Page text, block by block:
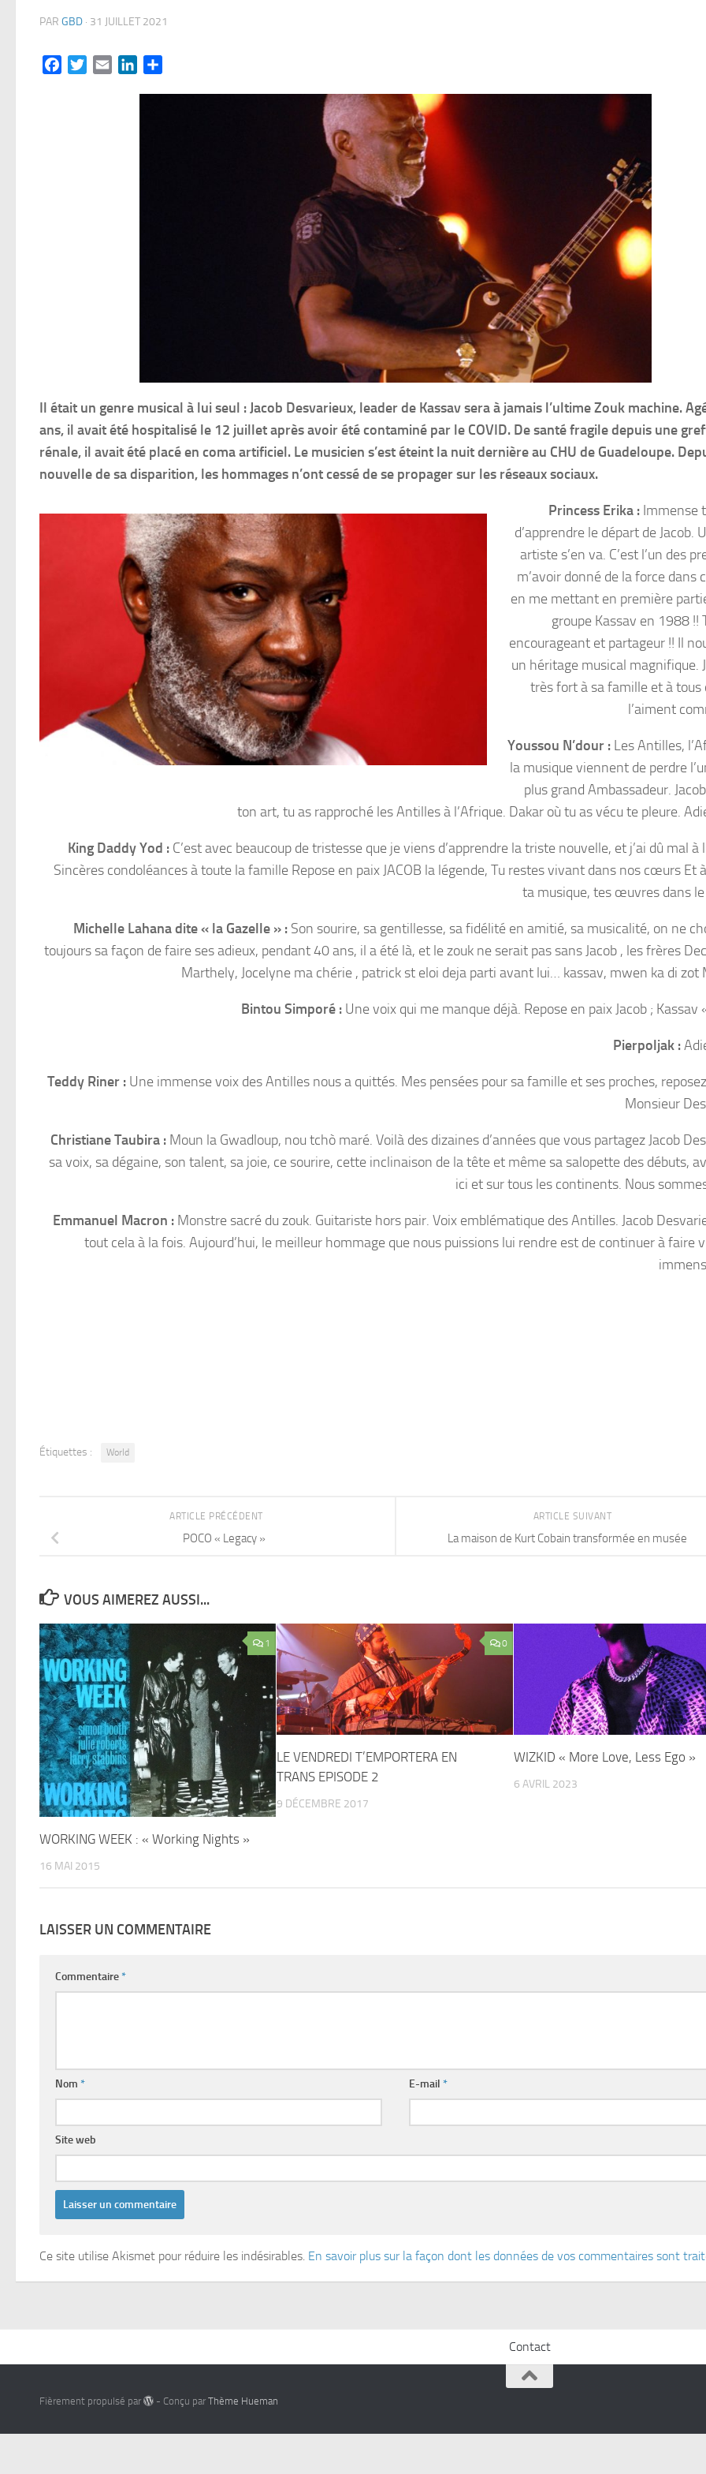
PAR GBD · 31 JUILLET 2021
FacebookTwitterEmail LinkedIn
Il était un genre musical à lui seul : Jacob Desvarieux, leader de Kassav sera à jamais l’ultime Zouk machine.
ans, il avait été hospitalisé le 12 juillet après avoir été contaminé par le COVID. De santé fragile depuis une
rénale, il avait été placé en coma artificiel. Le musicien s’est éteint la nuit dernière au CHU de Guadeloupe.
nouvelle de sa disparition, les hommages n’ont cessé de se propager sur les réseaux sociaux.
Princess Erika : Immense
d’apprendre le départ de Jacob.
artiste s’en va. C’est l’un des
m’avoir donné de la force dans
en me mettant en première
groupe Kassav en 1988 !!
encourageant et partageur !! Il
un héritage musical magnifique.
très fort à sa famille et à tous
l’aiment
Youssou N’dour : Les Antilles,
la musique viennent de perdre
plus grand Ambassadeur.
ton art, tu as rapproché les Antilles à l’Afrique. Dakar où tu as vécu te pleure.
King Daddy Yod : C’est avec beaucoup de tristesse que je viens d’apprendre la triste nouvelle, et j’ai dû mal à
Sincères condoléances à toute la famille Repose en paix JACOB la légende, Tu restes vivant dans nos cœurs Et
ta musique, tes œuvres dans
Michelle Lahana dite « la Gazelle » : Son sourire, sa gentillesse, sa fidélité en amitié, sa musicalité, on ne
toujours sa façon de faire ses adieux, pendant 40 ans, il a été là, et le zouk ne serait pas sans Jacob , les frères
Marthely, Jocelyne ma chérie , patrick st eloi deja parti avant lui… kassav, mwen ka di zot
Bintou Simporé : Une voix qui me manque déjà. Repose en paix Jacob ; Kassav
Pierpoljak :
Teddy Riner : Une immense voix des Antilles nous a quittés. Mes pensées pour sa famille et ses proches,
Monsieur
Christiane Taubira : Moun la Gwadloup, nou tchò maré. Voilà des dizaines d’années que vous partagez Jacob
sa voix, sa dégaine, son talent, sa joie, ce sourire, cette inclinaison de la tête et même sa salopette des débuts,
ici et sur tous les continents. Nous
Emmanuel Macron : Monstre sacré du zouk. Guitariste hors pair. Voix emblématique des Antilles. Jacob
tout cela à la fois. Aujourd’hui, le meilleur hommage que nous puissions lui rendre est de continuer à faire
Étiquettes : World
ARTICLE SUIVANT
La maison de Kurt Cobain transformée en musée
ARTICLE PRÉCÉDENT
POCO « Legacy »
VOUS AIMEREZ AUSSI...
1
WORKING WEEK : « Working Nights »
16 MAI 2015
0
LE VENDREDI T’EMPORTERA EN
TRANS EPISODE 2
9 DÉCEMBRE 2017
WIZKID « More Love, Less Ego »
6 AVRIL 2023
LAISSER UN COMMENTAIRE
Commentaire*
Nom * E-mail*
Site web
Ce site utilise Akismet pour réduire les indésirables. En savoir plus sur la façon dont les données de vos commentaires sont
Contact
Fièrement propulsé par - Conçu parThème Hueman